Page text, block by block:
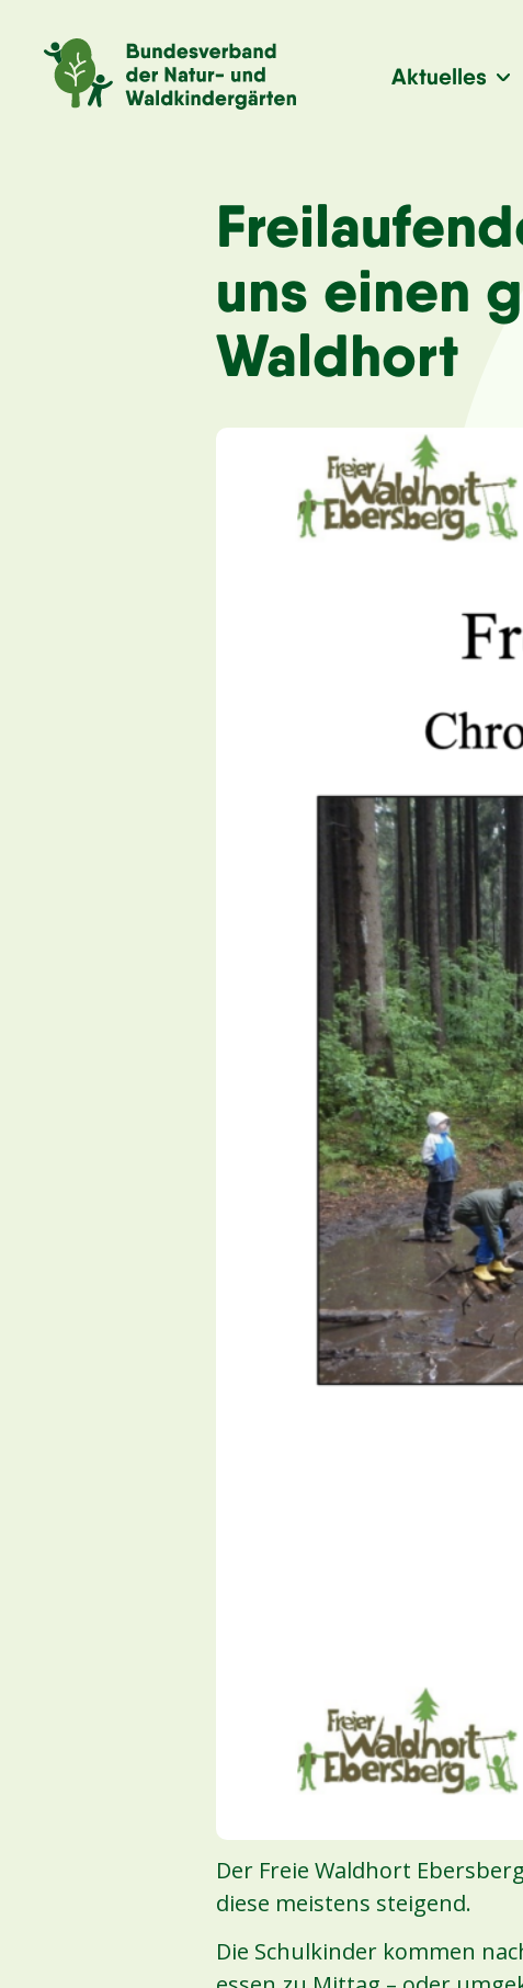
Aktuelles
uns einen
Waldhort
Der Freie Waldhort
diese meistens steigend.
Die Schulkinder kommen